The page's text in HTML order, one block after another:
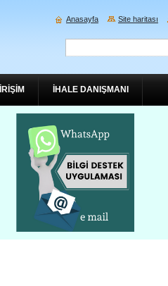
İHALE DANIŞMANI
Anasayfa Site haritası